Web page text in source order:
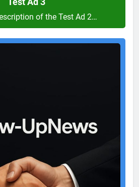
of the Test Ad 2…